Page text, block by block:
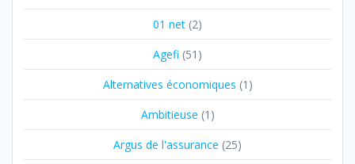
01 net (2)
Agefi (51)
Alternatives économiques (1)
Ambitieuse (1)
Argus de l'assurance (25)